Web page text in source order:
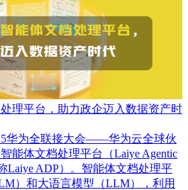
理平台，助力政企迈入数据资产时
华为全联接大会——华为云全球伙
能体文档处理平台（Laiye Agentic
Laiye ADP）。智能体文档处理平
）和大语言模型（LLM），利用